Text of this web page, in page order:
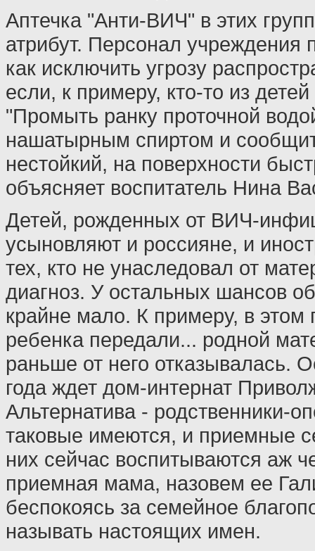
Аптечка "Анти-ВИЧ" в этих
атрибут. Персонал учреждения
как исключить угрозу
если, к примеру, кто-то из
"Промыть ранку проточной
нашатырным спиртом и
нестойкий, на поверхности
объясняет воспитатель Нина
Детей, рожденных от ВИЧ-
усыновляют и россияне, и
тех, кто не унаследовал от
диагноз. У остальных шансов
крайне мало. К примеру, в этом
ребенка передали... родной
раньше от него отказывалась.
года ждет дом-интернат
Альтернатива - родственники-
таковые имеются, и приемные
них сейчас воспитываются аж
приемная мама, назовем ее
беспокоясь за семейное
называть настоящих имен.